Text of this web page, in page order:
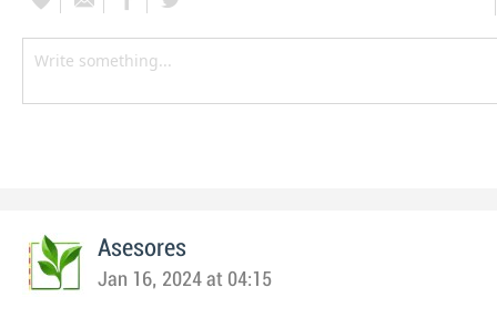
Asesores
Jan 16, 2024 at 04:15